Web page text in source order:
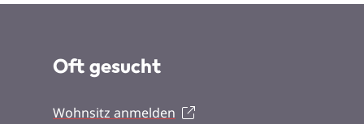
Oft gesucht
Wohnsitz anmelden